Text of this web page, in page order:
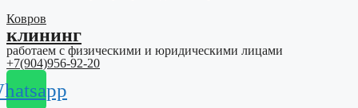
Ковров
клининг
работаем с физическими и юридическими лицами
+7(904)956-92-20